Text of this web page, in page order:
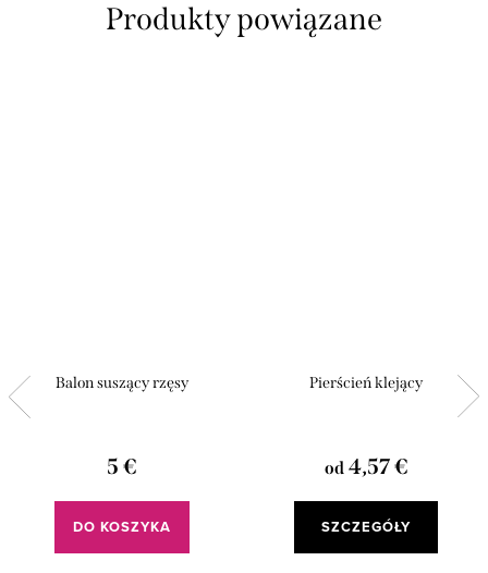
Produkty powiązane
Balon suszący rzęsy
5 €
DO KOSZYKA
Pierścień klejący
od4,57 €
SZCZEGÓŁY